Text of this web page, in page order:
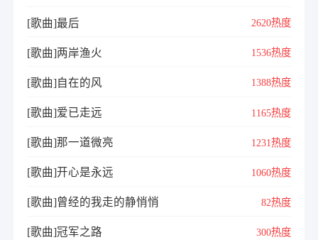
[歌曲]最后 2620热度
[歌曲]两岸渔火 1536热度
[歌曲]自在的风 1388热度
[歌曲]爱已走远 1165热度
[歌曲]那一道微亮 1231热度
[歌曲]开心是永远 1060热度
[歌曲]曾经的我走的静悄悄 82热度
[歌曲]冠军之路 300热度